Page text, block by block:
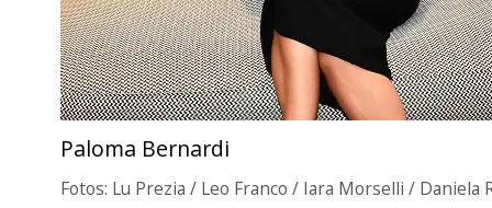
Paloma Bernardi
Fotos: Lu Prezia / Leo Franco / Iara Morselli / Daniela